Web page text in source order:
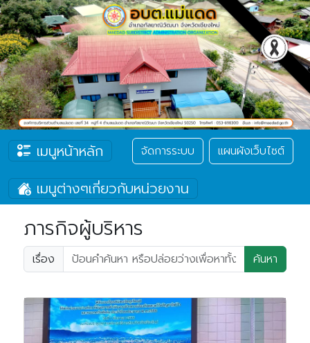
เมนูหน้าหลัก จัดการระบบ แผนผังเว็บไซต์
เมนูต่างๆเกี่ยวกับหน่วยงาน
ภารกิจผู้บริหาร
เรื่อง ค้นหา